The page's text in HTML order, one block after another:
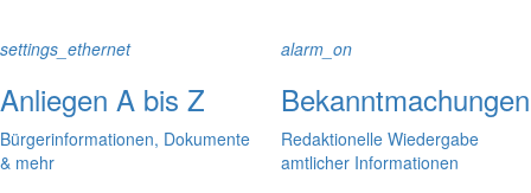
settings_ethernet
Anliegen A bis Z
Bürgerinformationen, Dokumente
& mehr
alarm_on
Bekanntmachungen
Redaktionelle Wiedergabe
amtlicher Informationen